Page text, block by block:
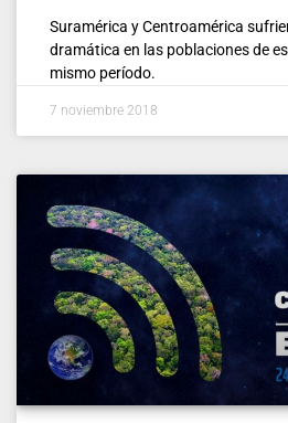
Suramérica y Centroamérica
dramática en las poblaciones de
mismo período.
7 noviembre 2018